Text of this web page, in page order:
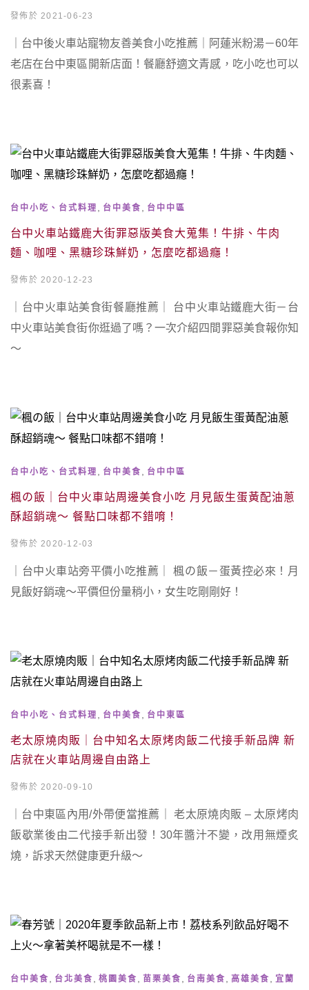
發佈於 2021-06-23
｜台中後火車站寵物友善美食小吃推薦｜阿蓮米粉湯－60年
老店在台中東區開新店面！餐廳舒適文青感，吃小吃也可以
很素喜！
台中小吃、台式料理 台中美食 台中中區
台中火車站鐵鹿大街罪惡版美食大蒐集！牛排、牛肉
麵、咖哩、黑糖珍珠鮮奶，怎麼吃都過癮！
發佈於 2020-12-23
｜台中火車站美食街餐廳推薦｜ 台中火車站鐵鹿大街－台
中火車站美食街你逛過了嗎？一次介紹四間罪惡美食報你知
～
台中小吃、台式料理 台中美食 台中中區
楓の飯｜台中火車站周邊美食小吃 月見飯生蛋黃配油蔥
酥超銷魂～ 餐點口味都不錯唷！
發佈於 2020-12-03
｜台中火車站旁平價小吃推薦｜ 楓の飯－蛋黃控必來！月
見飯好銷魂～平價但份量稍小，女生吃剛剛好！
台中小吃、台式料理 台中美食 台中東區
老太原燒肉販｜台中知名太原烤肉飯二代接手新品牌 新
店就在火車站周邊自由路上
發佈於 2020-09-10
｜台中東區內用/外帶便當推薦｜ 老太原燒肉販 – 太原烤肉
飯歇業後由二代接手新出發！30年醬汁不變，改用無煙炙
燒，訴求天然健康更升級～
台中美食 台北美食 桃園美食 苗栗美食 台南美食 高雄美食 宜蘭